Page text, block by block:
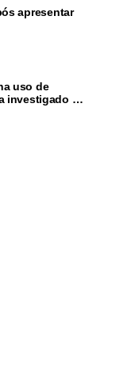
apresentar
uso de
investigado por